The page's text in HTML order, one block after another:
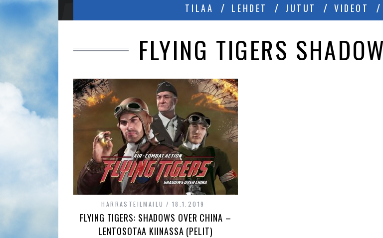
TILAA LEHDET JUTUT VIDEOT
FLYING TIGERS
HARRASTEILMAILU 18.1.2019
FLYING TIGERS: SHADOWS OVER CHINA –
LENTOSOTAA KIINASSA (PELIT)